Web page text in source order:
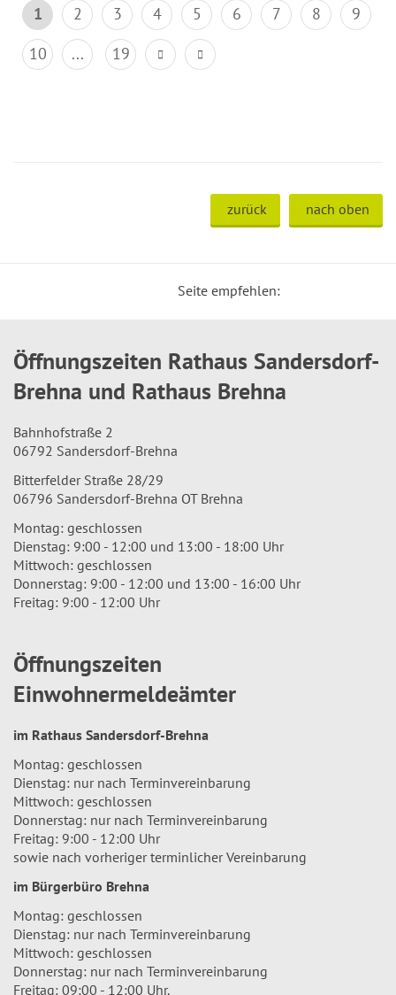
1 2 3 4 5 6 7 8
9
10
... 19
zurück nach oben
Seite empfehlen:
Öffnungszeiten Rathaus Sandersdorf-
Brehna und Rathaus Brehna
Bahnhofstraße 2
06792 Sandersdorf-Brehna
Bitterfelder Straße 28/29
06796 Sandersdorf-Brehna OT Brehna
Montag: geschlossen
Dienstag: 9:00 - 12:00 und 13:00 - 18:00 Uhr
Mittwoch: geschlossen
Donnerstag: 9:00 - 12:00 und 13:00 - 16:00 Uhr
Freitag: 9:00 - 12:00 Uhr
Öffnungszeiten
Einwohnermeldeämter
im Rathaus Sandersdorf-Brehna
Montag: geschlossen
Dienstag: nur nach Terminvereinbarung
Mittwoch: geschlossen
Donnerstag: nur nach Terminvereinbarung
Freitag: 9:00 - 12:00 Uhr
sowie nach vorheriger terminlicher Vereinbarung
im Bürgerbüro Brehna
Montag: geschlossen
Dienstag: nur nach Terminvereinbarung
Mittwoch: geschlossen
Donnerstag: nur nach Terminvereinbarung
Freitag: 09:00 - 12:00 Uhr.